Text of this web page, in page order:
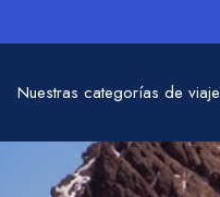
Nuestras categorías de viaje